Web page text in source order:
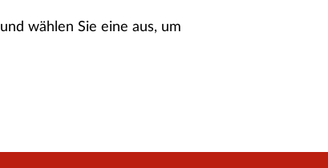
und wählen Sie eine aus, um